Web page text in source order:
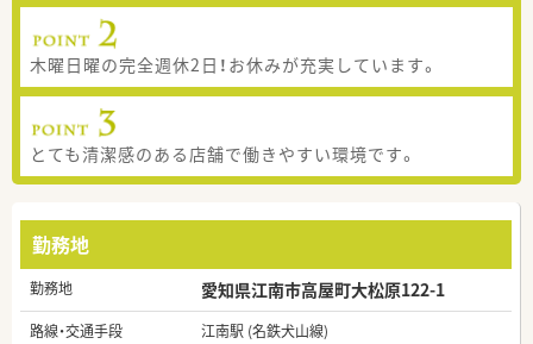
木曜日曜の完全週休2日！お休みが充実しています。
とても清潔感のある店舗で働きやすい環境です。
勤務地
勤務地 愛知県江南市高屋町大松原122-1
路線・交通手段
江南駅 (名鉄犬山線)